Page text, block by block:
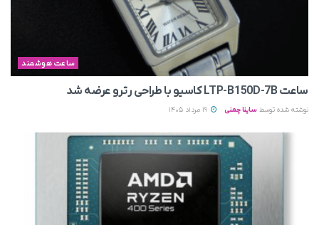
ساعت هوشمند
ساعت LTP-B150D-7B کاسیو با طراحی رترو عرضه شد
نوشته شده توسط ساینا چمنی